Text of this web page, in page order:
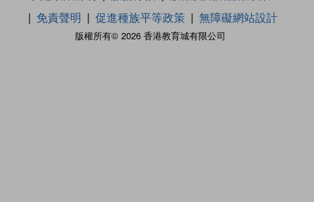
版權所有© 2026 香港教育城有限公司
免責聲明
促進種族平等政策 無障礙網站設計